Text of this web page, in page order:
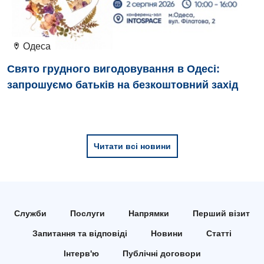
Відділення інтенсивної терапії
Відділення кардіосудинної патології та неврології
Відділення невідкладних станів
Гастроентерологія
Ендокринологія
Кардіологія
Одеса
Свято грудного вигодовування в Одесі:
запрошуємо батьків на безкоштовний захід
Читати всі новини
Служби Послуги Напрямки Перший візит
Запитання та відповіді Новини Статті
Інтерв'ю Публічні договори